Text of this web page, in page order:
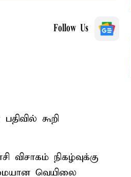
Follow Us
கூறி
விசாகம் நிகழ்வுக்கு
வெயிலை